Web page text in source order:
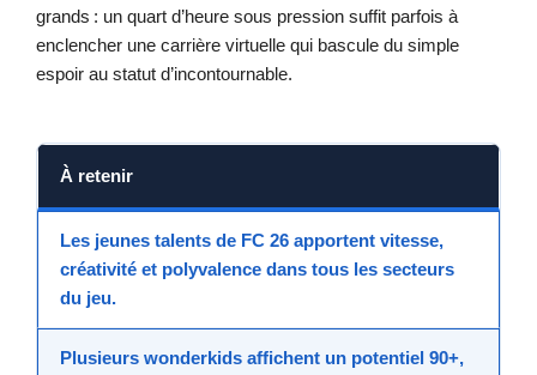
grands : un quart d’heure sous pression suffit parfois à
enclencher une carrière virtuelle qui bascule du simple
espoir au statut d’incontournable.
À retenir
Les jeunes talents de FC 26 apportent vitesse,
créativité et polyvalence dans tous les secteurs
du jeu.
Plusieurs wonderkids affichent un potentiel 90+,